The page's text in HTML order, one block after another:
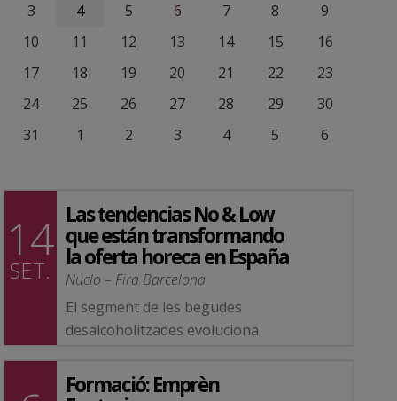
3
4 5 6 7 8
9
10
11 12 13 14 15
16
17
18 19 20 21 22
23
24
25 26 27 28 29
30
31
1 2 3 4 5 6
14
SET.
Las tendencias No & Low
que están transformando
la oferta horeca en España
Nuclo – Fira Barcelona
El segment de les begudes
desalcoholitzades evoluciona
establiments incorporen noves
Formació: Emprèn